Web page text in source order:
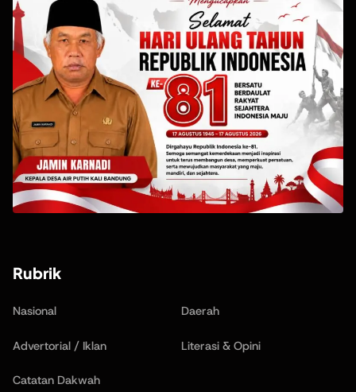
Rubrik
Nasional Daerah
Advertorial / Iklan Literasi & Opini
Catatan Dakwah